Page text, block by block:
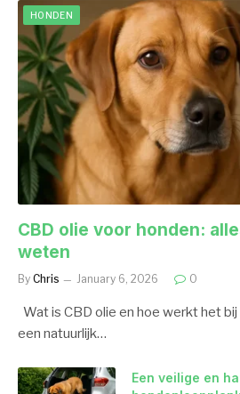
HONDEN
CBD olie voor honden:
weten
By Chris January 6, 2026 0
Wat is CBD olie en hoe werkt het
een natuurlijk…
Een veilige en